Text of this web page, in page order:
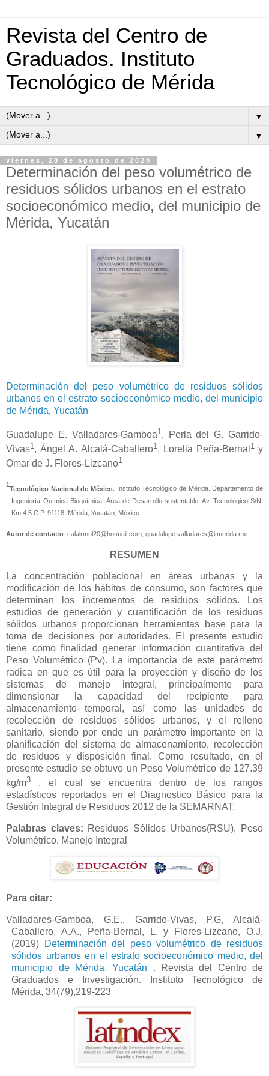
Revista del Centro de
Graduados. Instituto
Tecnológico de Mérida
▼
▼
viernes, 28 de agosto de 2020
Determinación del peso volumétrico de
residuos sólidos urbanos en el estrato
socioeconómico medio, del municipio de
Mérida, Yucatán
Determinación del peso volumétrico de residuos sólidos
urbanos en el estrato socioeconómico medio, del municipio
de Mérida, Yucatán
Guadalupe E. Valladares-Gamboa1, Perla del G. Garrido-
Vivas1 , Ángel A. Alcalá-Caballero1, Lorelia Peña-Bernal 1y
Omar de J. Flores-Lizcano1
1
Tecnológico Nacional de México. Instituto Tecnológico de Mérida. Departamento de
Ingeniería Química-Bioquímica. Área de Desarrollo sustentable. Av. Tecnológico S/N,
Km 4.5 C.P. 91118, Mérida, Yucatán, México.
Autor de contacto: calakmul20@hotmail.com; guadalupe.valladares@itmerida.mx.
RESUMEN
La concentración poblacional en áreas urbanas y la
modificación de los hábitos de consumo, son factores que
determinan los incrementos de residuos sólidos. Los
estudios de generación y cuantificación de los residuos
sólidos urbanos proporcionan herramientas base para la
toma de decisiones por autoridades. El presente estudio
tiene como finalidad generar información cuantitativa del
Peso Volumétrico (Pv). La importancia de este parámetro
radica en que es útil para la proyección y diseño de los
sistemas de manejo integral, principalmente para
dimensionar la capacidad del recipiente para
almacenamiento temporal, así como las unidades de
recolección de residuos sólidos urbanos, y el relleno
sanitario, siendo por ende un parámetro importante en la
planificación del sistema de almacenamiento, recolección
de residuos y disposición final. Como resultado, en el
presente estudio se obtuvo un Peso Volumétrico de 127.39
kg/m3 , el cual se encuentra dentro de los rangos
estadísticos reportados en el Diagnostico Básico para la
Gestión Integral de Residuos 2012 de la SEMARNAT.
Palabras claves: Residuos Sólidos Urbanos(RSU), Peso
Volumétrico, Manejo Integral
Para citar:
Valladares-Gamboa, G.E., Garrido-Vivas, P.G, Alcalá-
Caballero, A.A., Peña-Bernal, L. y Flores-Lizcano, O.J.
(2019)
Determinación del peso volumétrico de residuos
sólidos urbanos en el estrato socioeconómico medio, del
municipio de Mérida, Yucatán . Revista del Centro de
Graduados e Investigación. Instituto Tecnológico de
Mérida, 34(79),219-223